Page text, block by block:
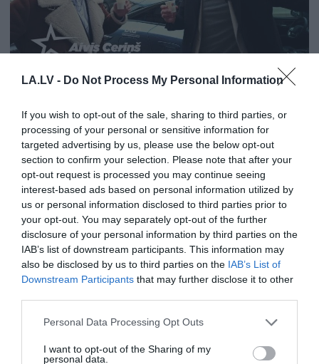
LA.LV - Do Not Process My Personal Information
If you wish to opt-out of the sale, sharing to third parties, or
processing of your personal or sensitive information for
targeted advertising by us, please use the below opt-out
section to confirm your selection. Please note that after your
opt-out request is processed you may continue seeing
interest-based ads based on personal information utilized by
us or personal information disclosed to third parties prior to
your opt-out. You may separately opt-out of the further
disclosure of your personal information by third parties on the
IAB’s list of downstream participants. This information may
also be disclosed by us to third parties on the IAB’s List of
Downstream Participants that may further disclose it to other
Please note that this website/app uses one or more Google
not limited to your visit or usage behaviour. You may click to
Personal Data Processing Opt Outs
I want to opt-out of the Sharing of my
personal data.
. daļa
Pilnais raidījums
22:57
Pilnais raidījums